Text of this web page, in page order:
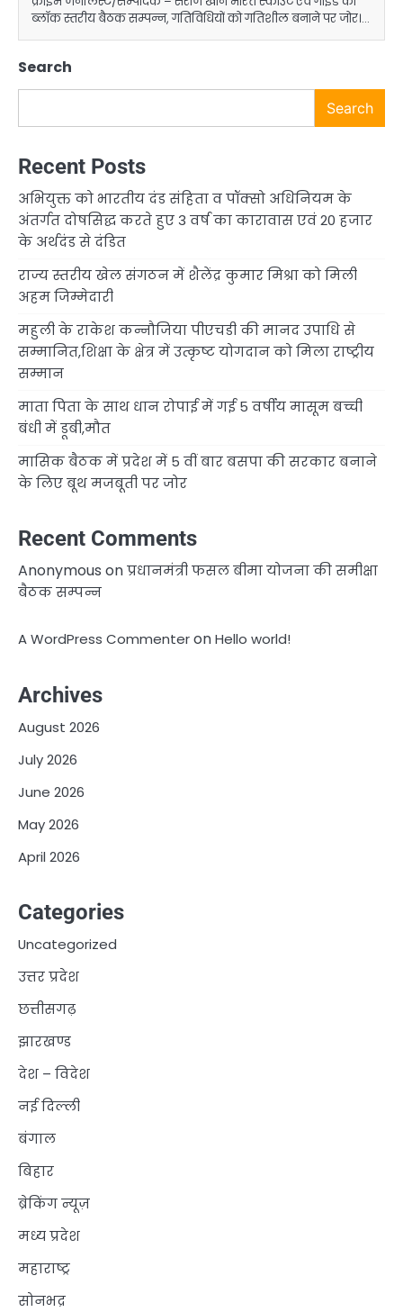
ब्लॉक स्तरीय बैठक सम्पन्न, गतिविधियों को गतिशील बनाने पर जोर।…
Search
Search
Recent Posts
अभियुक्त को भारतीय दंड संहिता व पॉक्सो अधिनियम के
अंतर्गत दोषसिद्ध करते हुए 3 वर्ष का कारावास एवं 20 हजार
के अर्थदंड से दंडित
राज्य स्तरीय खेल संगठन में शैलेंद्र कुमार मिश्रा को मिली
अहम जिम्मेदारी
महुली के राकेश कन्नौजिया पीएचडी की मानद उपाधि से
सम्मानित,शिक्षा के क्षेत्र में उत्कृष्ट योगदान को मिला राष्ट्रीय
सम्मान
माता पिता के साथ धान रोपाई में गई 5 वर्षीय मासूम बच्ची
बंधी में डूबी,मौत
मासिक बैठक में प्रदेश में 5 वीं बार बसपा की सरकार बनाने
के लिए बूथ मजबूती पर जोर
Recent Comments
Anonymous onप्रधानमंत्री फसल बीमा योजना की समीक्षा
बैठक सम्पन्न
A WordPress CommenteronHello world!
Archives
August 2026
July 2026
June 2026
May 2026
April 2026
Categories
Uncategorized
उत्तर प्रदेश
छत्तीसगढ़
झारखण्ड
देश – विदेश
नई दिल्ली
बंगाल
बिहार
ब्रेकिंग न्यूज़
मध्य प्रदेश
महाराष्ट्र
सोनभद्र